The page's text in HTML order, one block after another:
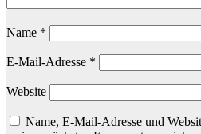
Name *
E-Mail-Adresse *
Website
Name, E-Mail-Adresse und